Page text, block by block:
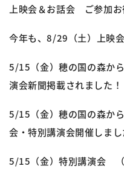
上映会＆お話会 ご参加お
今年も、8/29（土）上映
5/15（金）穂の国の森か
演会新聞掲載されました！
5/15（金）穂の国の森か
会・特別講演会開催しまし
5/15（金）特別講演会